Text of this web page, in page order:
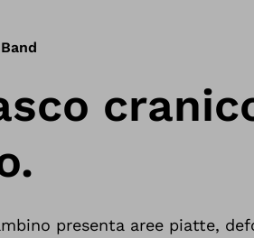
presenta aree piatte,